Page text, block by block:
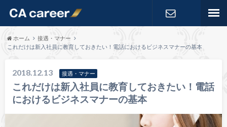
ホーム
接遇・マナー
これだけは新入社員に教育しておきたい！電話におけるビジネスマナーの基本
2018.12.13 接遇・マナー
これだけは新入社員に教育しておきたい！電話
におけるビジネスマナーの基本